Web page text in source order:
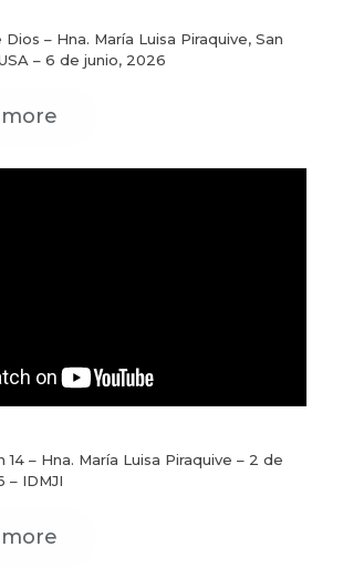
– Hna. María Luisa Piraquive, San
– 6 de junio, 2026
14 – Hna. María Luisa Piraquive – 2 de
– IDMJI